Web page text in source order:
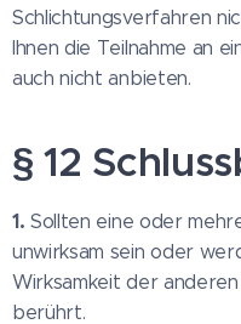
Schlichtungsverfahren
Ihnen die Teilnahme an
auch nicht anbieten.
§ 12
1. Sollten eine oder
unwirksam sein oder
Wirksamkeit der
berührt.